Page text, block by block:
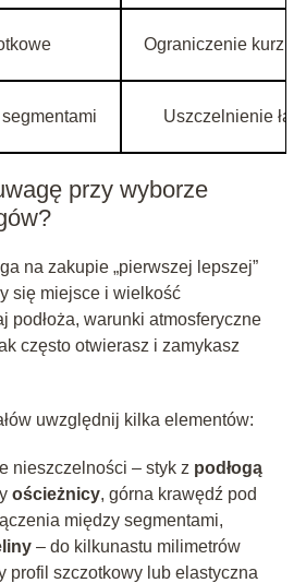
Ograniczenie kurzu
Uszczelnienie
przy wyborze
na zakupie „pierwszej lepszej”
się miejsce i wielkość
podłoża, warunki atmosferyczne
często otwierasz i zamykasz
uwzględnij kilka elementów:
nieszczelności – styk z podłogą
ościeżnicy, górna krawędź pod
między segmentami,
– do kilkunastu milimetrów
profil szczotkowy lub elastyczna